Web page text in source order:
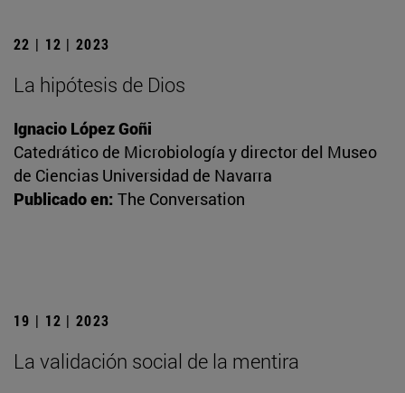
22 | 12 | 2023
La hipótesis de Dios
Ignacio López Goñi
Catedrático de Microbiología y director del Museo
de Ciencias Universidad de Navarra
Publicado en: The Conversation
19 | 12 | 2023
La validación social de la mentira